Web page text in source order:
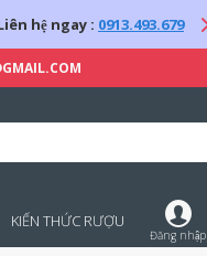
hệ ngay : 0913.493.679
KIẾN THỨC RƯỢU
Đăng nhập